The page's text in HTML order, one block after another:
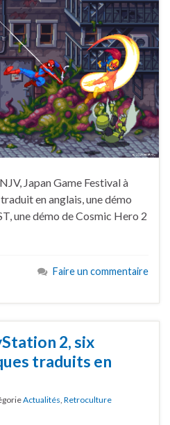
Japan Game Festival à
en anglais, une démo
une démo de Cosmic Hero 2
Faire un commentaire
2, six
traduits en
Actualités Retroculture